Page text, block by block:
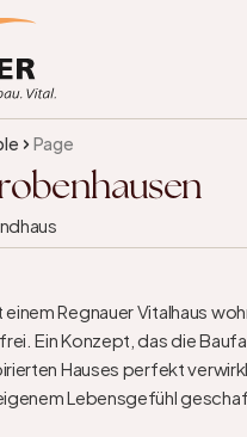
Page
einem Regnauer Vitalhaus
Ein Konzept, das die
Hauses perfekt
Lebensgefühl